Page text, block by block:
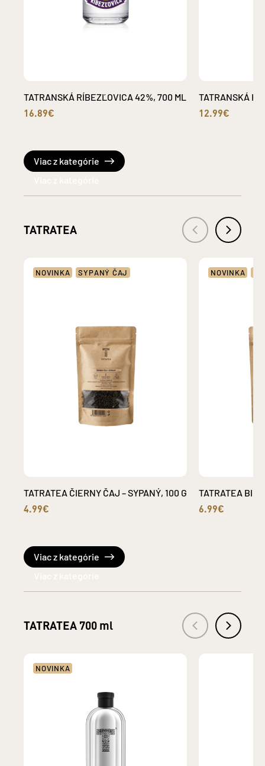
TATRANSKÁ RÍBEZĽOVICA 42%, 700 ML
16.89€
TATRANSKÁ
12.99€
Viac z kategórie
TATRATEA
NOVINKA SYPANÝ ČAJ
TATRATEA ČIERNY ČAJ – SYPANÝ, 100 G
4.99€
NOVINKA
TATRATEA
6.99€
Viac z kategórie
TATRATEA 700 ml
NOVINKA